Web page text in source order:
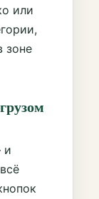
или
зоне
и